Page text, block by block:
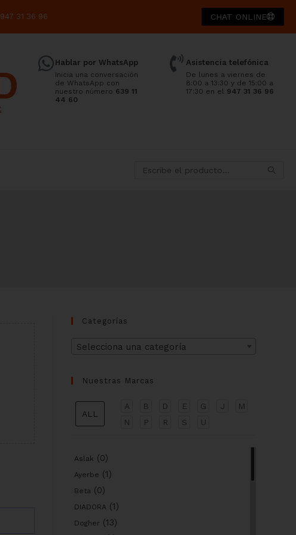
947 31 36 96 CHAT ONLINE
Hablar por WhatsApp
Inicia una conversación
de WhatsApp con
nuestro número 639 11
44 60
Asistencia telefónica
De lunes a viernes de
8:00 a 13:30 y de 15:00 a
17:30 en el 947 31 36 96
Categorías
Selecciona una categoría
Nuestras Marcas
ALL
A B D E G J
M
N
P R S U
Aslak (0)
Ayerbe (1)
Beta (0)
DIADORA (1)
Dogher (13)